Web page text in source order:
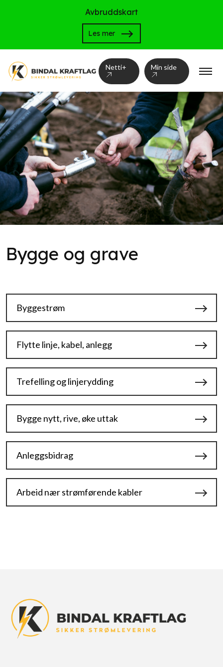
Avbruddskart
Les mer
Netti+ Min side
Bygge og grave
Byggestrøm
Flytte linje, kabel, anlegg
Trefelling og linjerydding
Bygge nytt, rive, øke uttak
Anleggsbidrag
Arbeid nær strømførende kabler